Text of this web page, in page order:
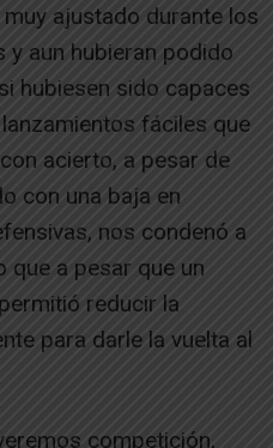
ajustado durante los
aun hubieran podido
hubiesen sido capaces
fáciles que
acierto, a pesar de
con una baja en
nos condenó a
que a pesar que un
reducir la
para darle la vuelta al
competición,